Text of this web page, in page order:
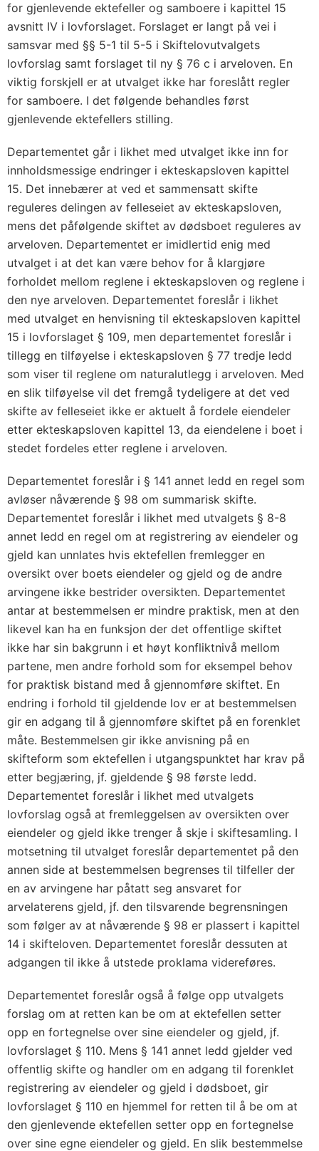
for gjenlevende ektefeller og samboere i kapittel 15
avsnitt IV i lovforslaget. Forslaget er langt på vei i
samsvar med §§ 5-1 til 5-5 i Skiftelovutvalgets
lovforslag samt forslaget til ny § 76 c i arveloven. En
viktig forskjell er at utvalget ikke har foreslått regler
for samboere. I det følgende behandles først
gjenlevende ektefellers stilling.
Departementet går i likhet med utvalget ikke inn for
innholdsmessige endringer i ekteskapsloven kapittel
15. Det innebærer at ved et sammensatt skifte
reguleres delingen av felleseiet av ekteskapsloven,
mens det påfølgende skiftet av dødsboet reguleres av
arveloven. Departementet er imidlertid enig med
utvalget i at det kan være behov for å klargjøre
forholdet mellom reglene i ekteskapsloven og reglene i
den nye arveloven. Departementet foreslår i likhet
med utvalget en henvisning til ekteskapsloven kapittel
15 i lovforslaget § 109, men departementet foreslår i
tillegg en tilføyelse i ekteskapsloven § 77 tredje ledd
som viser til reglene om naturalutlegg i arveloven. Med
en slik tilføyelse vil det fremgå tydeligere at det ved
skifte av felleseiet ikke er aktuelt å fordele eiendeler
etter ekteskapsloven kapittel 13, da eiendelene i boet i
stedet fordeles etter reglene i arveloven.
Departementet foreslår i § 141 annet ledd en regel som
avløser nåværende § 98 om summarisk skifte.
Departementet foreslår i likhet med utvalgets § 8-8
annet ledd en regel om at registrering av eiendeler og
gjeld kan unnlates hvis ektefellen fremlegger en
oversikt over boets eiendeler og gjeld og de andre
arvingene ikke bestrider oversikten. Departementet
antar at bestemmelsen er mindre praktisk, men at den
likevel kan ha en funksjon der det offentlige skiftet
ikke har sin bakgrunn i et høyt konfliktnivå mellom
partene, men andre forhold som for eksempel behov
for praktisk bistand med å gjennomføre skiftet. En
endring i forhold til gjeldende lov er at bestemmelsen
gir en adgang til å gjennomføre skiftet på en forenklet
måte. Bestemmelsen gir ikke anvisning på en
skifteform som ektefellen i utgangspunktet har krav på
etter begjæring, jf. gjeldende § 98 første ledd.
Departementet foreslår i likhet med utvalgets
lovforslag også at fremleggelsen av oversikten over
eiendeler og gjeld ikke trenger å skje i skiftesamling. I
motsetning til utvalget foreslår departementet på den
annen side at bestemmelsen begrenses til tilfeller der
en av arvingene har påtatt seg ansvaret for
arvelaterens gjeld, jf. den tilsvarende begrensningen
som følger av at nåværende § 98 er plassert i kapittel
14 i skifteloven. Departementet foreslår dessuten at
adgangen til ikke å utstede proklama videreføres.
Departementet foreslår også å følge opp utvalgets
forslag om at retten kan be om at ektefellen setter
opp en fortegnelse over sine eiendeler og gjeld, jf.
lovforslaget § 110. Mens § 141 annet ledd gjelder ved
offentlig skifte og handler om en adgang til forenklet
registrering av eiendeler og gjeld i dødsboet, gir
lovforslaget § 110 en hjemmel for retten til å be om at
den gjenlevende ektefellen setter opp en fortegnelse
over sine egne eiendeler og gjeld. En slik bestemmelse